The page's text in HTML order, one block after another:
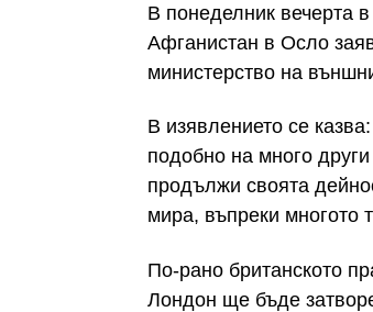
В понеделник вечерта
Афганистан в Осло
министерство на
В изявлението се
подобно на много
продължи своята
мира, въпреки многото
По-рано британското
Лондон ще бъде